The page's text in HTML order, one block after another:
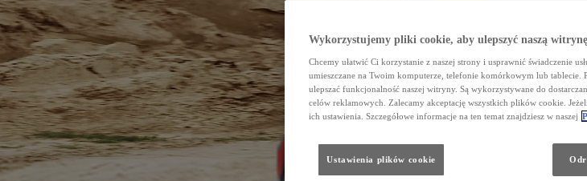
Wykorzystujemy pliki cookie, aby ulepszyć naszą witrynę
Chcemy ułatwić Ci korzystanie z naszej strony i usprawnić świadczenie
umieszczane na Twoim komputerze, telefonie komórkowym lub tablecie.
ulepszać funkcjonalność naszej witryny. Są wykorzystywane do
celów reklamowych. Zalecamy akceptację wszystkich plików cookie.
ich ustawienia. Szczegółowe informacje na ten temat znajdziesz w naszej
Ustawienia plików cookie